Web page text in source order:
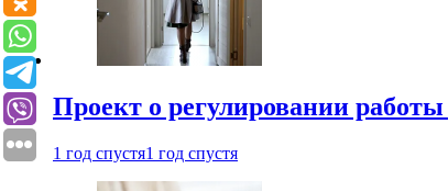
Проект о регулировании
1 год спустя1 год спустя